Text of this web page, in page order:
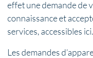
effet une demande de
connaissance et
services, accessibles ici.
Les demandes